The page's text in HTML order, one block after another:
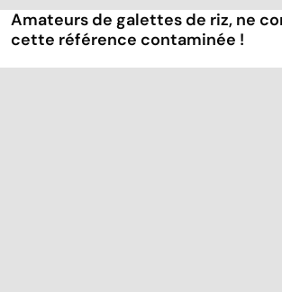
Amateurs de galettes de riz, ne
cette référence contaminée !